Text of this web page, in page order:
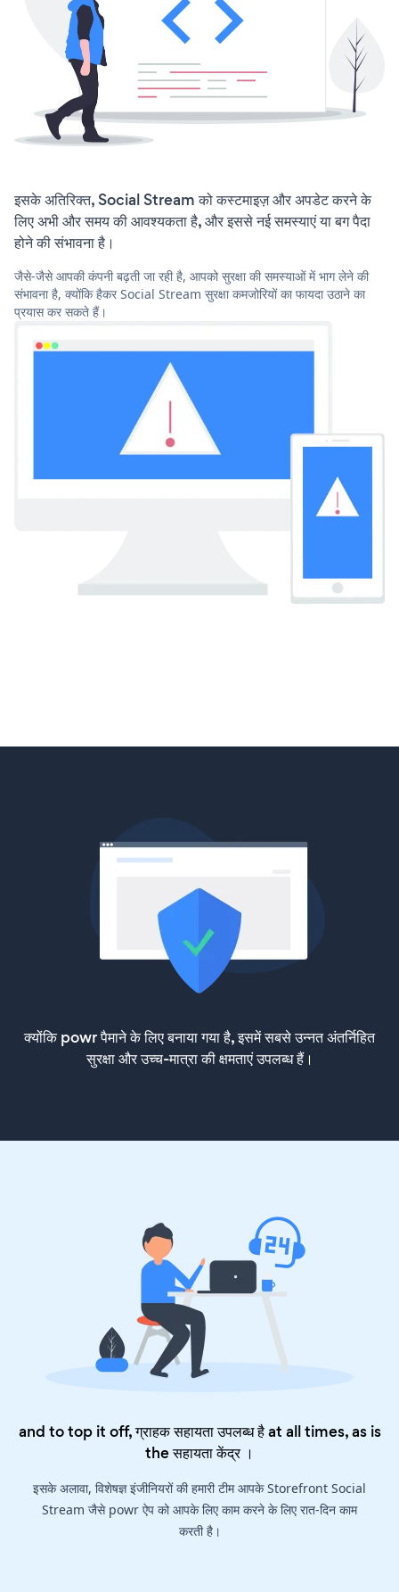
इसके अतिरिक्त, Social Stream को कस्टमाइज़ और अपडेट करने के
लिए अभी और समय की आवश्यकता है, और इससे नई समस्याएं या बग पैदा
होने की संभावना है।
जैसे-जैसे आपकी कंपनी बढ़ती जा रही है, आपको सुरक्षा की समस्याओं में भाग लेने की
संभावना है, क्योंकि हैकर Social Stream सुरक्षा कमजोरियों का फायदा उठाने का
प्रयास कर सकते हैं।
क्योंकि powr पैमाने के लिए बनाया गया है, इसमें सबसे उन्नत अंतर्निहित
सुरक्षा और उच्च-मात्रा की क्षमताएं उपलब्ध हैं।
and to top it off, ग्राहक सहायता उपलब्ध है at all times, as is
theसहायता केंद्र।
इसके अलावा, विशेषज्ञ इंजीनियरों की हमारी टीम आपके Storefront Social
Stream जैसे powr ऐप को आपके लिए काम करने के लिए रात-दिन काम
करती है।